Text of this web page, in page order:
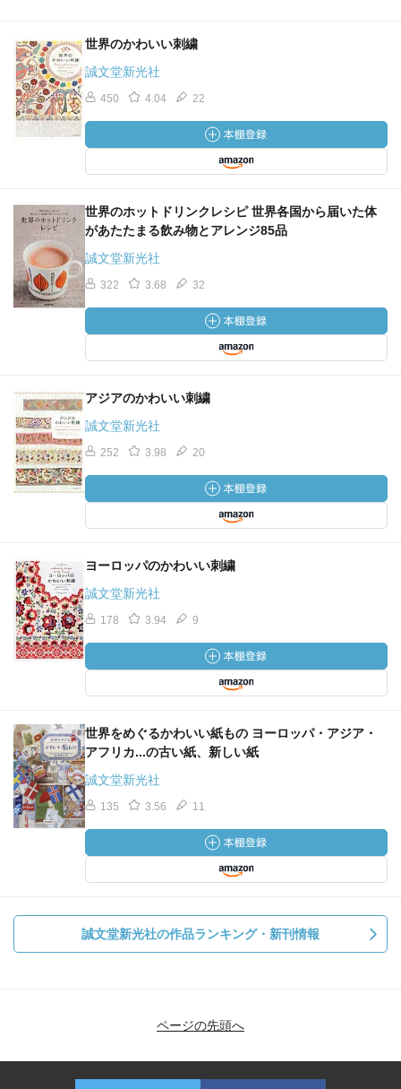
世界のかわいい刺繍
誠文堂新光社
450 4.04 22
世界のホットドリンクレシピ 世界各国から届いた体
があたたまる飲み物とアレンジ85品
誠文堂新光社
322 3.68 32
アジアのかわいい刺繍
誠文堂新光社
252 3.98 20
ヨーロッパのかわいい刺繍
誠文堂新光社
178 3.94 9
世界をめぐるかわいい紙もの ヨーロッパ・アジア・
アフリカ...の古い紙、新しい紙
誠文堂新光社
135 3.56 11
誠文堂新光社の作品ランキング・新刊情報
ページの先頭へ